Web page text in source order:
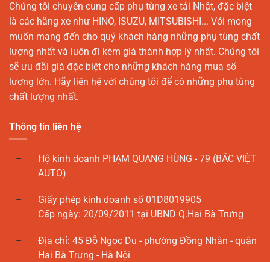
Chúng tôi chuyên cung cấp phụ tùng xe tải Nhật, đặc biệt
là các hãng xe như HINO, ISUZU, MITSUBISHI... Với mong
muốn mang đến cho quý khách hàng những phụ tùng chất
lượng nhất và luôn đi kèm giá thành hợp lý nhất. Chúng tôi
sẽ ưu đãi giá đặc biệt cho những khách hàng mua số
lượng lớn. Hãy liên hệ với chúng tôi để có những phụ tùng
chất lượng nhất.
Thông tin liên hệ
Hộ kinh doanh PHẠM QUANG HÙNG - 79 (BẮC VIỆT
AUTO)
Giấy phép kinh doanh số 01D8019905
Cấp ngày: 20/09/2011 tại UBND Q.Hai Bà Trưng
Địa chỉ: 45 Đỗ Ngọc Du - phường Đồng Nhân - quận
Hai Bà Trưng - Hà Nội